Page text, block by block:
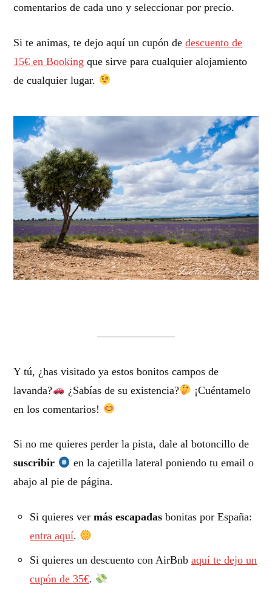
comentarios de cada uno y seleccionar por precio.
Si te animas, te dejo aquí un cupón dedescuento de
15€ en Booking que sirve para cualquier alojamiento
de cualquier lugar.
Y tú, ¿has visitado ya estos bonitos campos de
lavanda?
¿Sabías de su existencia?
¡Cuéntamelo
en los comentarios!
Si no me quieres perder la pista, dale al botoncillo de
suscribir
en la cajetilla lateral poniendo tu email o
abajo al pie de página.
Si quieres vermás escapadas bonitas por España:
entra aquí.
Si quieres un descuento con AirBnbaquí te dejo un
cupón de 35€.